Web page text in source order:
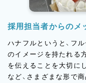
採用担当者からのメ
ハナフルというと、フ
のイメージを持たれる
を伝えることを大切に
など、さまざまな形で